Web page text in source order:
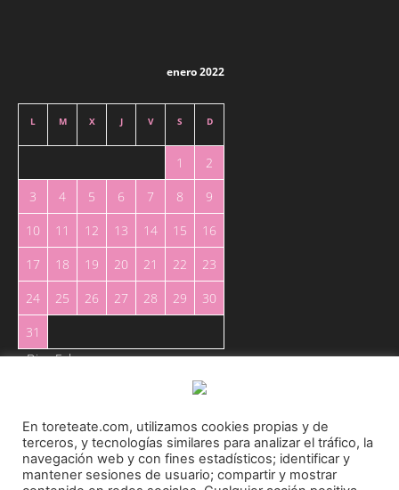
enero 2022
L M X J V S D
1
2
3
4 5 6 7 8
9
10
11 12 13 14 15
16
17
18 19 20 21 22
23
24
25 26 27 28 29
30
31
« Dic
Feb »
En toreteate.com, utilizamos cookies propias y de
terceros, y tecnologías similares para analizar el tráfico, la
navegación web y con fines estadísticos; identificar y
mantener sesiones de usuario; compartir y mostrar